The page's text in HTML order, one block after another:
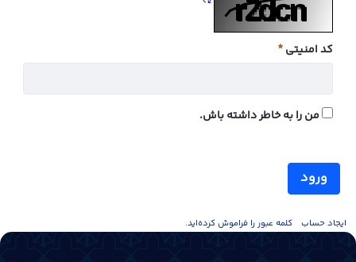
کد امنیتی
ضروری
من را به خاطر داشته باش.
ورود
ايجاد حساب کلمه عبور را فراموش کرده‌اید.